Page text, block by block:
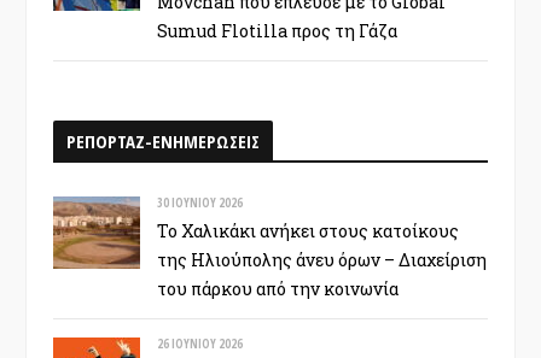
Sumud Flotilla προς τη Γάζα
ΡΕΠΟΡΤΑΖ-ΕΝΗΜΕΡΩΣΕΙΣ
30 ΙΟΥΝΊΟΥ 2026
Το Χαλικάκι ανήκει στους κατοίκους
της Ηλιούπολης άνευ όρων – Διαχείριση
του πάρκου από την κοινωνία
26 ΙΟΥΝΊΟΥ 2026